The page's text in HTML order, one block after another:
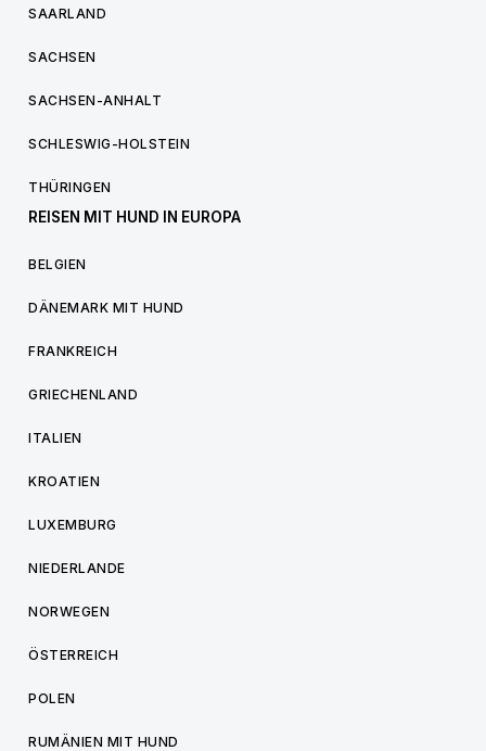
SAARLAND
SACHSEN
SACHSEN-ANHALT
SCHLESWIG-HOLSTEIN
THÜRINGEN
REISEN MIT HUND IN EUROPA
BELGIEN
DÄNEMARK MIT HUND
FRANKREICH
GRIECHENLAND
ITALIEN
KROATIEN
LUXEMBURG
NIEDERLANDE
NORWEGEN
ÖSTERREICH
POLEN
RUMÄNIEN MIT HUND